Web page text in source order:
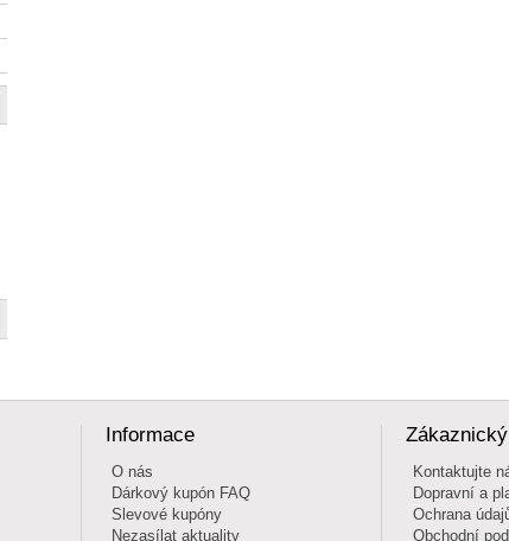
Informace
O nás
Dárkový kupón FAQ
Slevové kupóny
Nezasílat aktuality
Kontaktujte
Dopravní a
Ochrana
Obchodní